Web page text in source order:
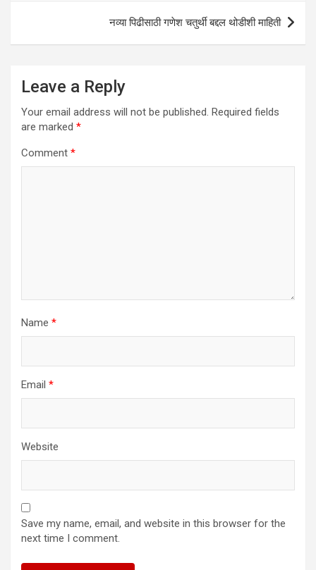
नव्या पिढीसाठी गणेश चतुर्थी बद्दल थोडीशी माहिती
Leave a Reply
Your email address will not be published. Required fields
are marked *
Comment *
Name *
Email *
Website
Save my name, email, and website in this browser for the
next time I comment.